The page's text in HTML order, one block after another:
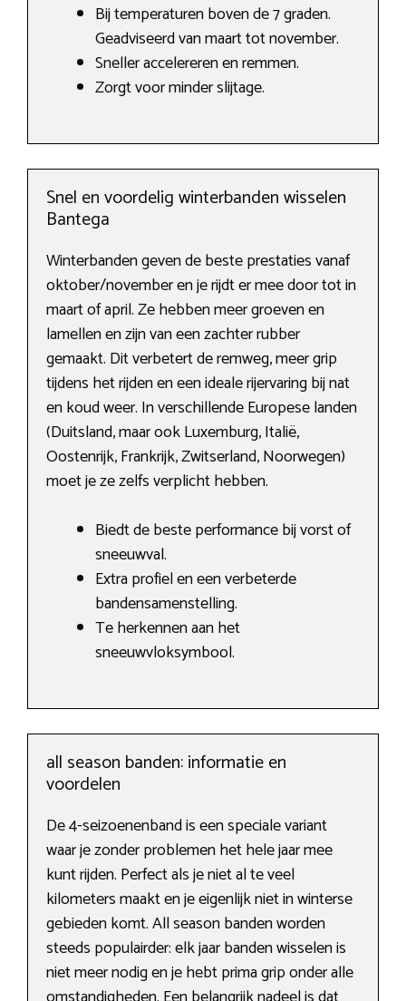
Bij temperaturen boven de 7 graden.
Geadviseerd van maart tot november.
Sneller accelereren en remmen.
Zorgt voor minder slijtage.
Snel en voordelig winterbanden wisselen
Bantega
Winterbanden geven de beste prestaties vanaf
oktober/november en je rijdt er mee door tot in
maart of april. Ze hebben meer groeven en
lamellen en zijn van een zachter rubber
gemaakt. Dit verbetert de remweg, meer grip
tijdens het rijden en een ideale rijervaring bij nat
en koud weer. In verschillende Europese landen
(Duitsland, maar ook Luxemburg, Italië,
Oostenrijk, Frankrijk, Zwitserland, Noorwegen)
moet je ze zelfs verplicht hebben.
Biedt de beste performance bij vorst of
sneeuwval.
Extra profiel en een verbeterde
bandensamenstelling.
Te herkennen aan het
sneeuwvloksymbool.
all season banden: informatie en
voordelen
De 4-seizoenenband is een speciale variant
waar je zonder problemen het hele jaar mee
kunt rijden. Perfect als je niet al te veel
kilometers maakt en je eigenlijk niet in winterse
gebieden komt. All season banden worden
steeds populairder: elk jaar banden wisselen is
niet meer nodig en je hebt prima grip onder alle